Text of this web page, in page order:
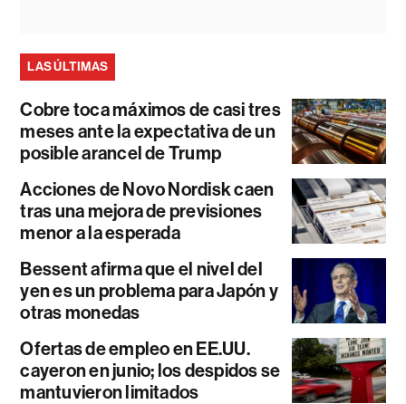
LAS ÚLTIMAS
Cobre toca máximos de casi tres
meses ante la expectativa de un
posible arancel de Trump
Acciones de Novo Nordisk caen
tras una mejora de previsiones
menor a la esperada
Bessent afirma que el nivel del
yen es un problema para Japón y
otras monedas
Ofertas de empleo en EE.UU.
cayeron en junio; los despidos se
mantuvieron limitados